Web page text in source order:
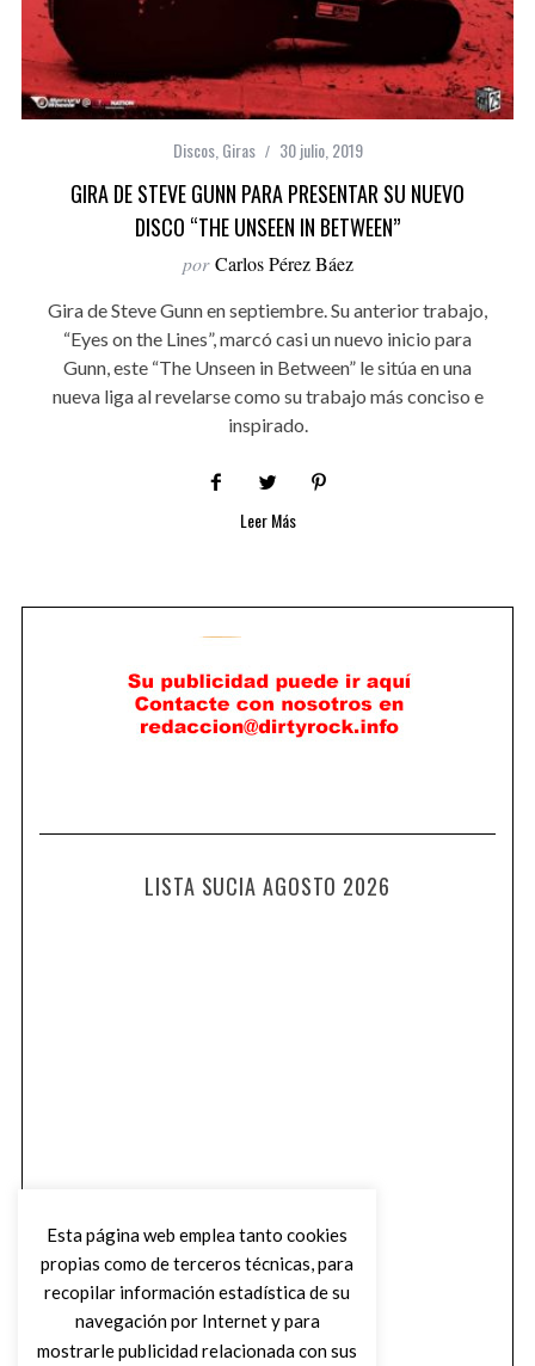
Discos, Giras 30 julio, 2019
GIRA DE STEVE GUNN PARA PRESENTAR SU NUEVO
DISCO “THE UNSEEN IN BETWEEN”
por Carlos Pérez Báez
Gira de Steve Gunn en septiembre. Su anterior trabajo,
“Eyes on the Lines”, marcó casi un nuevo inicio para
Gunn, este “The Unseen in Between” le sitúa en una
nueva liga al revelarse como su trabajo más conciso e
inspirado.
Leer Más
LISTA SUCIA AGOSTO 2026
Esta página web emplea tanto cookies
propias como de terceros técnicas, para
recopilar información estadística de su
navegación por Internet y para
mostrarle publicidad relacionada con sus